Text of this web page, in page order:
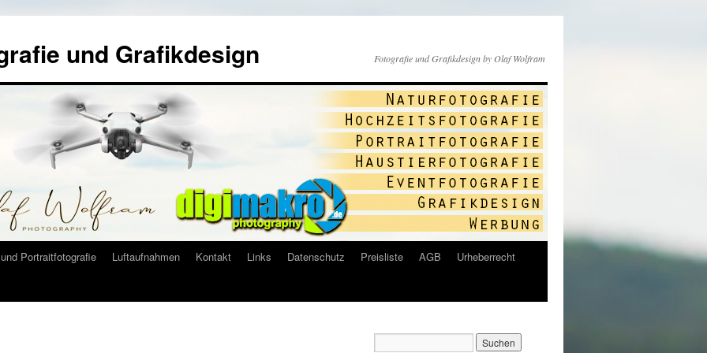
und Grafikdesign Fotografie und Grafikdesign by Olaf Wolfram
Portraitfotografie Luftaufnahmen Kontakt Links Datenschutz Preisliste AGB
Urheberrecht